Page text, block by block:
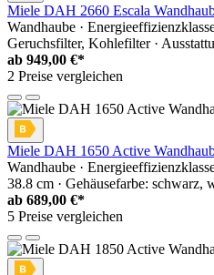
Miele DAH 2660 Escala
Wandhaube ·
Geruchsfilter, Kohlefilter ·
ab 949,00 €*
2 Preise vergleichen
Miele DAH 1650 Active
Wandhaube ·
38.8 cm · Gehäusefarbe: schwarz,
ab 689,00 €*
5 Preise vergleichen